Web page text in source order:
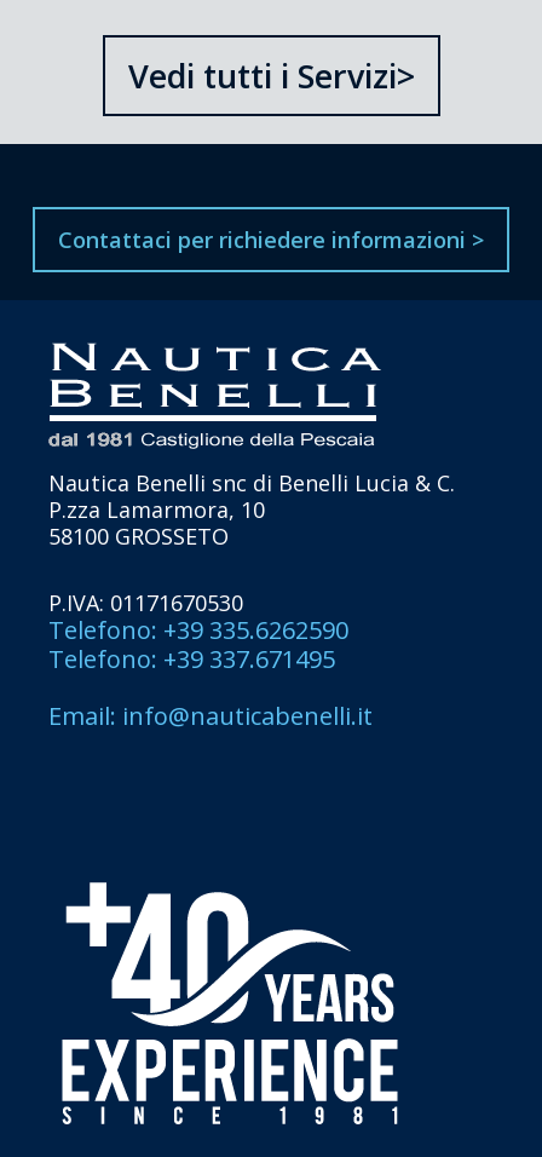
Vedi tutti i Servizi>
Contattaci per richiedere informazioni >
Nautica Benelli snc di Benelli Lucia & C.
P.zza Lamarmora, 10
58100 GROSSETO
P.IVA: 01171670530
Telefono: +39 335.6262590
Telefono: +39 337.671495
Email: info@nauticabenelli.it